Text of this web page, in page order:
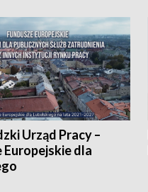
Urząd Pracy –
Europejskie dla